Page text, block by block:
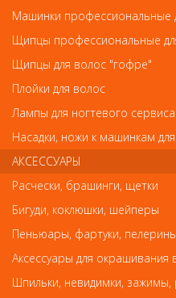
Код
Обратите внимание
Внешний вид товара «Revlon
Шампунь для
1000мл» может отличаться от
Несовпадение внешнего вида
товара с фотографиями и
показателем ненадлежащего
Машинки профессиональные
Щипцы профессиональные
Щипцы для волос "гофре"
Плойки для волос
Лампы для ногтевого сервиса
Насадки, ножи к машинкам
АКСЕССУАРЫ
Расчески, брашинги, щетки
Бигуди, коклюшки, шейперы
Пеньюары, фартуки,
Аксессуары для окрашивания
Шпильки, невидимки, зажимы,